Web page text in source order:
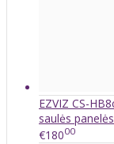
EZVIZ CS-
saulės
€18000